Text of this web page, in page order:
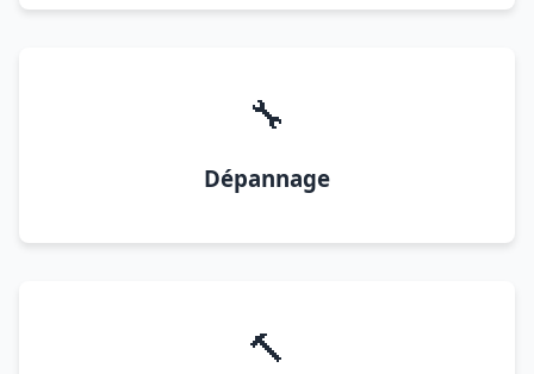
🔧
Dépannage
🔨